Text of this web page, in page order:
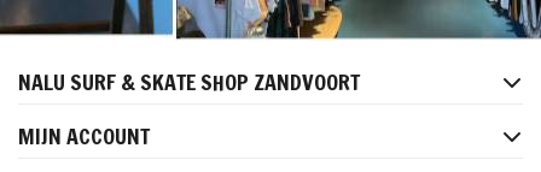
NALU SURF & SKATE SHOP ZANDVOORT
MIJN ACCOUNT